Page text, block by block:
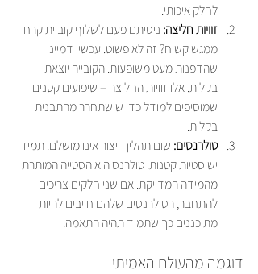
לחלק איכותי.
זוויות חליצה: ניסיתם פעם לשלוף קוביית קרח
ממגש קשיח? זה לא פשוט. עכשיו דמיינו
שהדפנות מעט משופעות. הקובייה יוצאת
בקלות. אלו זוויות החליצה – שיפועים קטנים
שמוסיפים למודל כדי שישתחרר מהתבנית
בקלות.
טולרנסים: שום תהליך ייצור אינו מושלם. תמיד
יש סטיות קטנות. טולרנס הוא הסטייה המותרת
מהמידה המדויקת. אם שני חלקים צריכים
להתחבר, הטולרנסים שלהם חייבים להיות
מתוכננים כך שתמיד תהיה התאמה.
דוגמה מהעולם האמיתי